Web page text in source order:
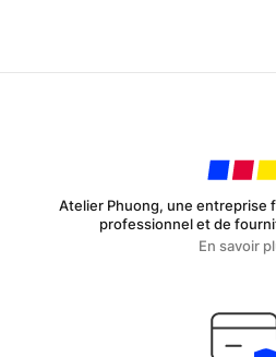
Atelier Phuong, une entreprise
professionnel et de
En savoir